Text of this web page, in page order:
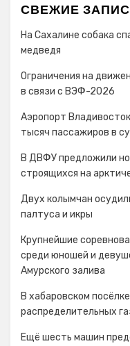
СВЕЖИЕ
На Сахалине собака
медведя
Ограничения на
в связи с ВЭФ-2026
Аэропорт
тысяч пассажиров в
В ДВФУ предложили
строящихся на
Двух колымчан
палтуса и икры
Крупнейшие
среди юношей и
Амурского залива
В хабаровском
распределительных
Ещё шесть машин